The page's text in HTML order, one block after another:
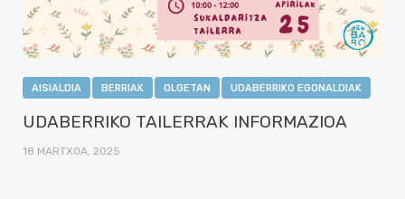
AISIALDIA BERRIAK OLGETAN UDABERRIKO EGONALDIAK
UDABERRIKO TAILERRAK INFORMAZIOA
18 MARTXOA, 2025